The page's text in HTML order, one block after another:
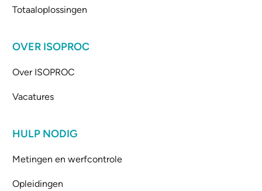
Totaaloplossingen
OVER ISOPROC
Over ISOPROC
Vacatures
HULP NODIG
Metingen en werfcontrole
Opleidingen